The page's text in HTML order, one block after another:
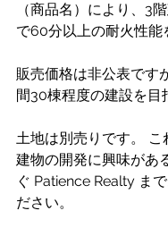
（商品名）により、3
で60分以上の耐火性能
販売価格は非公表です
間30棟程度の建設を目
土地は別売りです。 こ
建物の開発に興味があ
ぐ Patience Realty ま
ださい。